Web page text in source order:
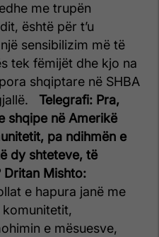
me trupën
është për t’u
sensibilizim më të
tek fëmijët dhe kjo na
shqiptare në SHBA
Telegrafi: Pra,
shqipe në Amerikë
pa ndihmën e
dy shteteve, të
Dritan Mishto:
e hapura janë me
komunitetit,
e mësuesve,